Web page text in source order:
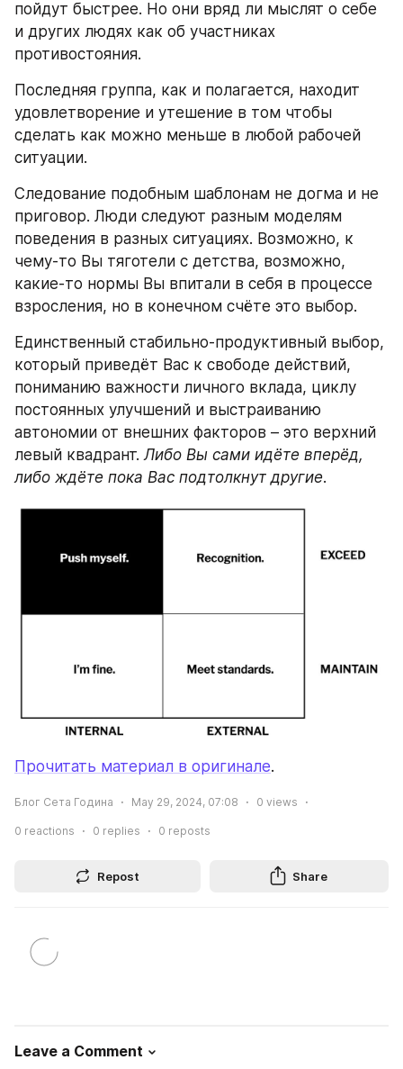
пойдут быстрее. Но они вряд ли мыслят о себе
и других людях как об участниках
противостояния.
Последняя группа, как и полагается, находит
удовлетворение и утешение в том чтобы
сделать как можно меньше в любой рабочей
ситуации.
Следование подобным шаблонам не догма и не
приговор. Люди следуют разным моделям
поведения в разных ситуациях. Возможно, к
чему-то Вы тяготели с детства, возможно,
какие-то нормы Вы впитали в себя в процессе
взросления, но в конечном счёте это выбор.
Единственный стабильно-продуктивный выбор,
который приведёт Вас к свободе действий,
пониманию важности личного вклада, циклу
постоянных улучшений и выстраиванию
автономии от внешних факторов – это верхний
левый квадрант. Либо Вы сами идёте вперёд,
либо ждёте пока Вас подтолкнут другие.
Прочитать материал в оригинале.
Блог Сета Година May 29, 2024, 07:08 0 views
0 reactions 0 replies 0 reposts
Repost Share
Leave a Comment